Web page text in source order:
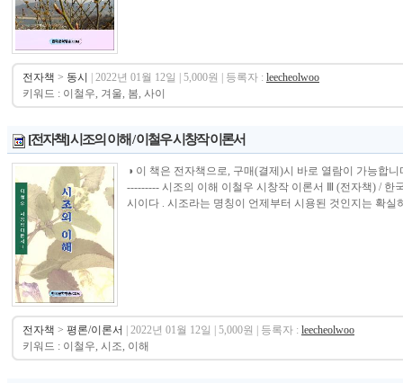
전자책 > 동시 | 2022년 01월 12일 | 5,000원 | 등록자 : leecheolwoo
키워드 : 이철우, 겨울, 봄, 사이
[전자책] 시조의 이해 / 이철우 시창작 이론서
◑ 이 책은 전자책으로, 구매(결제)시 바로 열람이 가능합
--------- 시조의 이해 이철우 시창작 이론서 Ⅲ (전자책) /
시이다 . 시조라는 명칭이 언제부터 시용된 것인지는 확실
전자책 > 평론/이론서 | 2022년 01월 12일 | 5,000원 | 등록자 : leecheolwoo
키워드 : 이철우, 시조, 이해